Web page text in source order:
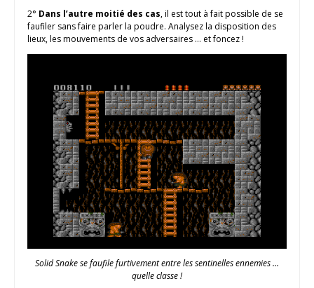
2° Dans l’autre moitié des cas, il est tout à fait possible de se
faufiler sans faire parler la poudre. Analysez la disposition des
lieux, les mouvements de vos adversaires … et foncez !
Solid Snake se faufile furtivement entre les sentinelles ennemies …
quelle classe !